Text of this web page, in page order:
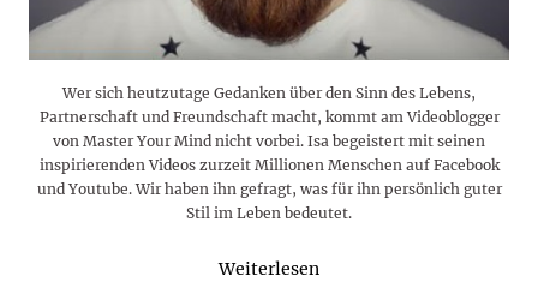
Wer sich heutzutage Gedanken über den Sinn des Lebens,
Partnerschaft und Freundschaft macht, kommt am Videoblogger
von Master Your Mind nicht vorbei. Isa begeistert mit seinen
inspirierenden Videos zurzeit Millionen Menschen auf Facebook
und Youtube. Wir haben ihn gefragt, was für ihn persönlich guter
Stil im Leben bedeutet.
Weiterlesen